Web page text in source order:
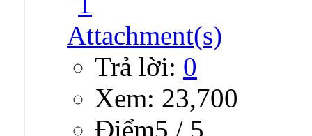
Trả lời: 0
Xem: 23,700
Ðiểm5 / 5